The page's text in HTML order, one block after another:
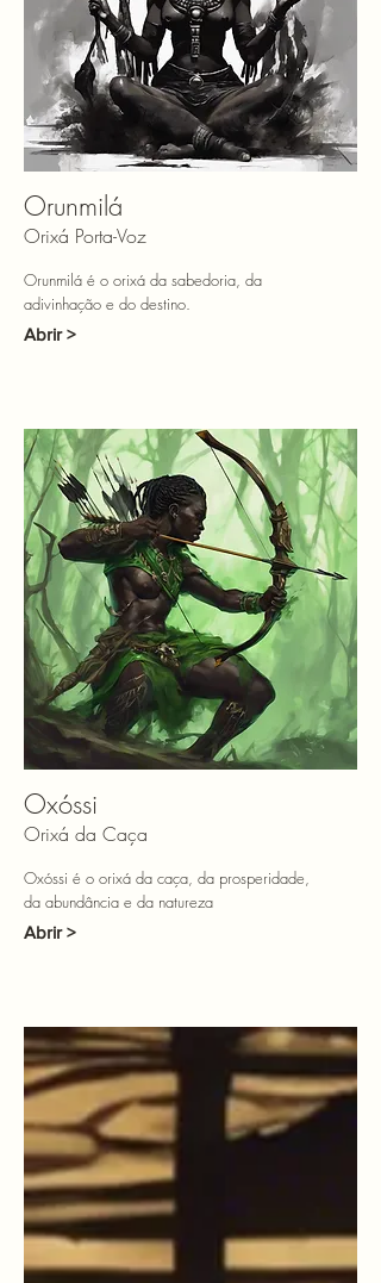
Orunmilá
Orixá Porta-Voz
Orunmilá é o orixá da sabedoria, da
adivinhação e do destino.
Abrir >
Oxóssi
Orixá da Caça
Oxóssi é o orixá da caça, da prosperidade,
da abundância e da natureza
Abrir >